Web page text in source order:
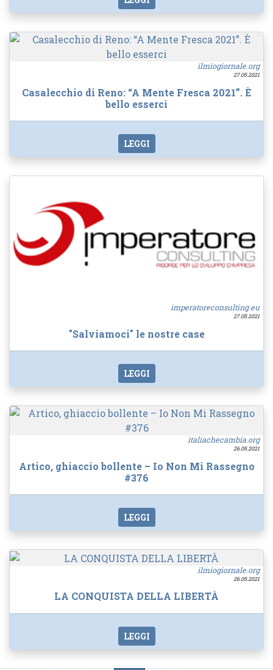
ilmiogiornale.org
27.05.2021
Casalecchio di Reno: “A Mente Fresca 2021”. È
bello esserci
LEGGI
imperatoreconsulting.eu
27.05.2021
"Salviamoci" le nostre case
LEGGI
italiachecambia.org
26.05.2021
Artico, ghiaccio bollente – Io Non Mi Rassegno
#376
LEGGI
ilmiogiornale.org
26.05.2021
LA CONQUISTA DELLA LIBERTÀ
LEGGI